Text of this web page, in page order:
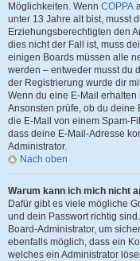
Möglichkeiten. Wenn COPPA
unter 13 Jahre alt bist, musst
Erziehungsberechtigten den
dies nicht der Fall ist, muss
einigen Boards müssen alle
werden – entweder musst du
der Registrierung wurde dir
Wenn du eine E-Mail
Ansonsten prüfe, ob du deine
die E-Mail von einem Spam-
dass deine E-Mail-Adresse
Administrator.
Nach oben
Warum kann ich mich nicht
Dafür gibt es viele mögliche
und dein Passwort richtig
Board-Administrator, um
ebenfalls möglich, dass ein
welches ein Administrator